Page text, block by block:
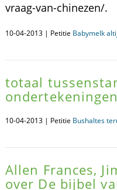
vraag-van-chinezen/.
10-04-2013 | Petitie Babymelk
totaal
ondertekeningen
10-04-2013 | Petitie Bushaltes
Allen Frances,
over De bijbel